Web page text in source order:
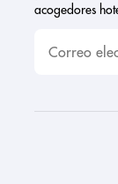
acogedores